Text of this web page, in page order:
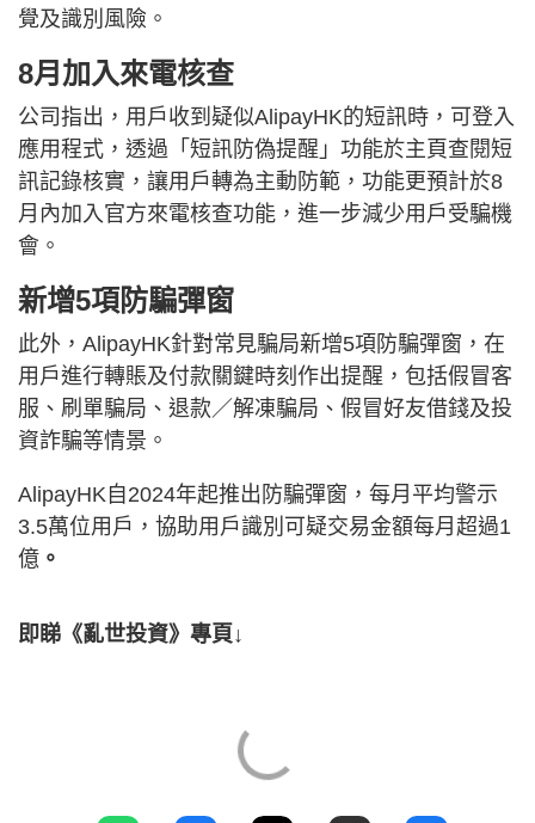
覺及識別風險。
8月加入來電核查
公司指出，用戶收到疑似AlipayHK的短訊時，可登入
應用程式，透過「短訊防偽提醒」功能於主頁查閱短
訊記錄核實，讓用戶轉為主動防範，功能更預計於8
月內加入官方來電核查功能，進一步減少用戶受騙機
會。
新增5項防騙彈窗
此外，AlipayHK針對常見騙局新增5項防騙彈窗，在
用戶進行轉賬及付款關鍵時刻作出提醒，包括假冒客
服、刷單騙局、退款／解凍騙局、假冒好友借錢及投
資詐騙等情景。
AlipayHK自2024年起推出防騙彈窗，每月平均警示
3.5萬位用戶，協助用戶識別可疑交易金額每月超過1
億 。
即睇《亂世投資》專頁↓